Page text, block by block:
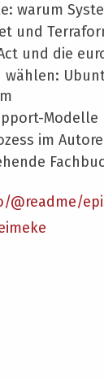
warum
und
und die
im